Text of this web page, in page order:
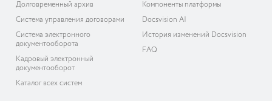
Долговременный архив
Система управления договорами
Система электронного
документооборота
Кадровый электронный
документооборот
Каталог всех систем
Компоненты платформы
Docsvision AI
История изменений Docsvision
FAQ